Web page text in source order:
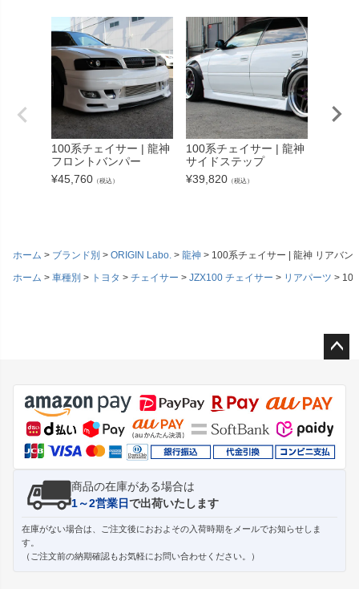
100系チェイサー | 龍神
フロントバンパー
¥45,760 （税込）
100系チェイサー | 龍神
サイドステップ
¥39,820 （税込）
ホーム ブランド別 ORIGIN Labo. 龍神
100系チェイサー | 龍神 リアバン
ホーム
車種別 トヨタ チェイサー JZX100 チェイサー リアパーツ
ジト
ップ
へ
商品の在庫がある場合は
1～2営業日で出荷いたします
在庫がない場合は、ご注文後におおよその入荷時期をメールでお知らせしま
す。
（ご注文前の納期確認もお気軽にお問い合わせください。）